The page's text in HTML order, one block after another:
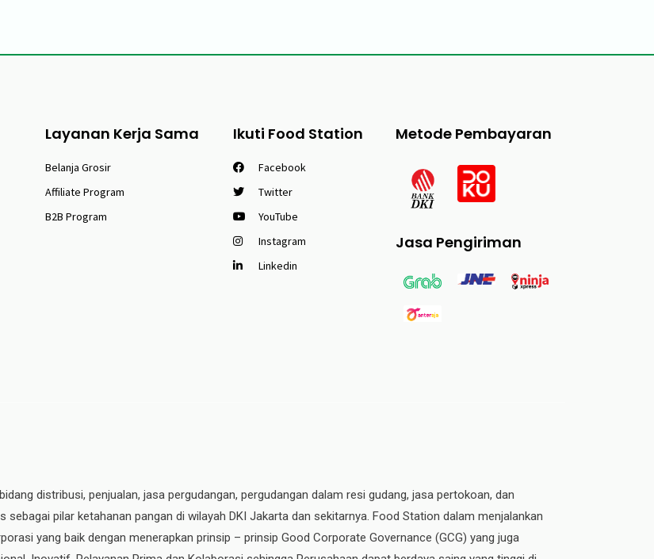
Layanan Kerja Sama
Belanja Grosir
Affiliate Program
B2B Program
Ikuti Food Station
Facebook
Twitter
YouTube
Instagram
Linkedin
Metode Pembayaran
Jasa Pengiriman
distribusi, penjualan, jasa pergudangan, pergudangan dalam resi gudang, jasa pertokoan, dan
pilar ketahanan pangan di wilayah DKI Jakarta dan sekitarnya. Food Station dalam menjalankan
yang baik dengan menerapkan prinsip – prinsip Good Corporate Governance (GCG) yang juga